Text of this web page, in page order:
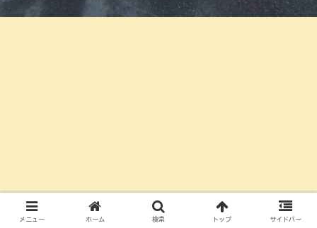
メニュー ホーム 検索 トップ サイドバー